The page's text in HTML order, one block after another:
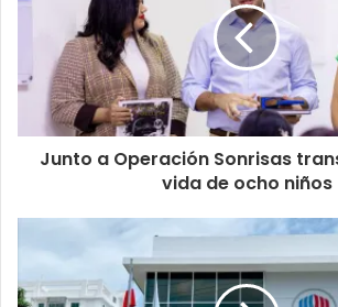
Junto a Operación Sonrisas
vida de ocho niños